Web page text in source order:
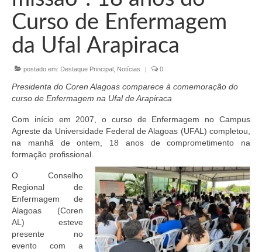
Conselheiros e Diretoria
Câmaras Técnicas
Carta de Serviços ao Cidadão
Governança
Transparência e Prestação de Contas
Eleições
Eleições Triênio 2027-2029
Eleições 2023
Eleições Anteriores
Agenda do presidente
Curso de Enfermagem
da Ufal Arapiraca
postado em: Destaque Principal Notícias | 0
Presidenta do Coren Alagoas comparece à comemoração do
curso de Enfermagem na Ufal de Arapiraca
Com início em 2007, o curso de Enfermagem no Campus
Agreste da Universidade Federal de Alagoas (UFAL) completou,
na manhã de ontem, 18 anos de comprometimento na
formação profissional.
O Conselho
Regional de
Enfermagem de
Alagoas (Coren
AL) esteve
presente no
evento com a